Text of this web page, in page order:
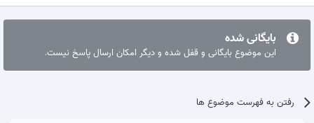
بایگانی شده
این موضوع بایگانی و قفل شده و دیگر امکان ارسال پاسخ نیست.
رفتن به فهرست موضوع ها